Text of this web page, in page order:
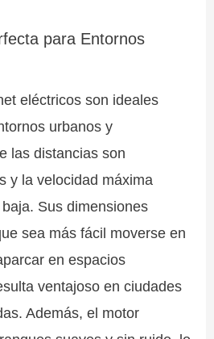
para Entornos
eléctricos son ideales
urbanos y
las distancias son
y la velocidad máxima
Sus dimensiones
sea más fácil moverse en
en espacios
ventajoso en ciudades
Además, el motor